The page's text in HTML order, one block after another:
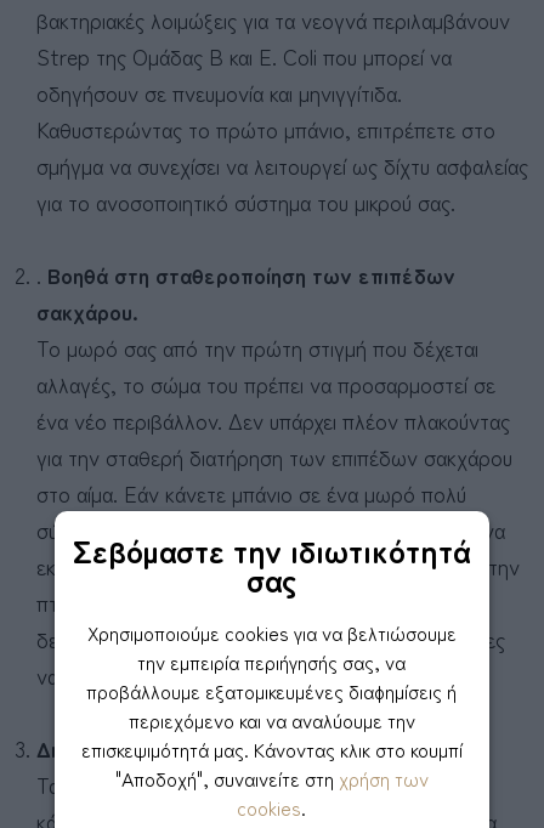
Σεβόμαστε την ιδιωτικότητά
σας
Χρησιμοποιούμε cookies για να βελτιώσουμε
την εμπειρία περιήγησής σας, να
προβάλλουμε εξατομικευμένες διαφημίσεις ή
περιεχόμενο και να αναλύουμε την
επισκεψιμότητά μας. Κάνοντας κλικ στο κουμπί
"Αποδοχή", συναινείτε στη χρήση των
cookies.
βακτηριακές λοιμώξεις για τα νεογνά περιλαμβάνουν
Strep της Ομάδας Β και E. Coli που μπορεί να
οδηγήσουν σε πνευμονία και μηνιγγίτιδα.
Καθυστερώντας το πρώτο μπάνιο, επιτρέπετε στο
σμήγμα να συνεχίσει να λειτουργεί ως δίχτυ ασφαλείας
για το ανοσοποιητικό σύστημα του μικρού σας.
. Βοηθά στη σταθεροποίηση των επιπέδων
σακχάρου.
Το μωρό σας από την πρώτη στιγμή που δέχεται
αλλαγές, το σώμα του πρέπει να προσαρμοστεί σε
ένα νέο περιβάλλον. Δεν υπάρχει πλέον πλακούντας
για την σταθερή διατήρηση των επιπέδων σακχάρου
στο αίμα. Εάν κάνετε μπάνιο σε ένα μωρό πολύ
σύντομα μετά τη γέννηση, διατρέχει τον κίνδυνο να
εκκρίνει ορμόνες του στρες που θα προκαλέσουν την
πτώση του σακχάρου στο αίμα του, κάνοντάς να
δείχνει πιο ληθαργικό και με λιγότερες πιθανότητες
να θηλάσει τις πρώτες ώρες.
Διατηρεί την θερμοκρασία του σταθερή.
Τα μωρά μπορεί να εκτεθούν σε υποθερμία όταν
κάνουν μπάνιο αμέσως μετά τη γέννηση τους . Θα